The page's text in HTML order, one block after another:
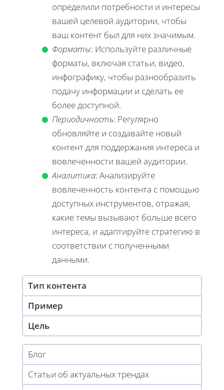
определили потребности и интересы
вашей целевой аудитории, чтобы
ваш контент был для них значимым.
Форматы: Используйте различные
форматы, включая статьи, видео,
инфографику, чтобы разнообразить
подачу информации и сделать ее
более доступной.
Периодичность: Регулярно
обновляйте и создавайте новый
контент для поддержания интереса и
вовлеченности вашей аудитории.
Аналитика: Анализируйте
вовлеченность контента с помощью
доступных инструментов, отражая,
какие темы вызывают больше всего
интереса, и адаптируйте стратегию в
соответствии с полученными
данными.
Тип контента
Пример
Цель
Блог
Статьи об актуальных трендах